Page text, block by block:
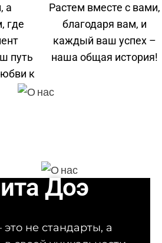
а
где
путь
к
и
–
наша общая история!
Доэ
это не стандарты, а